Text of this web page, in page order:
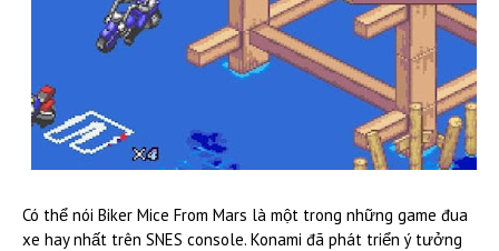
Có thể nói Biker Mice From Mars là một trong những game đua
xe hay nhất trên SNES console. Konami đã phát triển ý tưởng